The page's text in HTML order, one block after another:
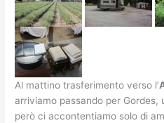
Al mattino trasferimento verso l’
arriviamo passando per Gordes,
però ci accontentiamo solo di